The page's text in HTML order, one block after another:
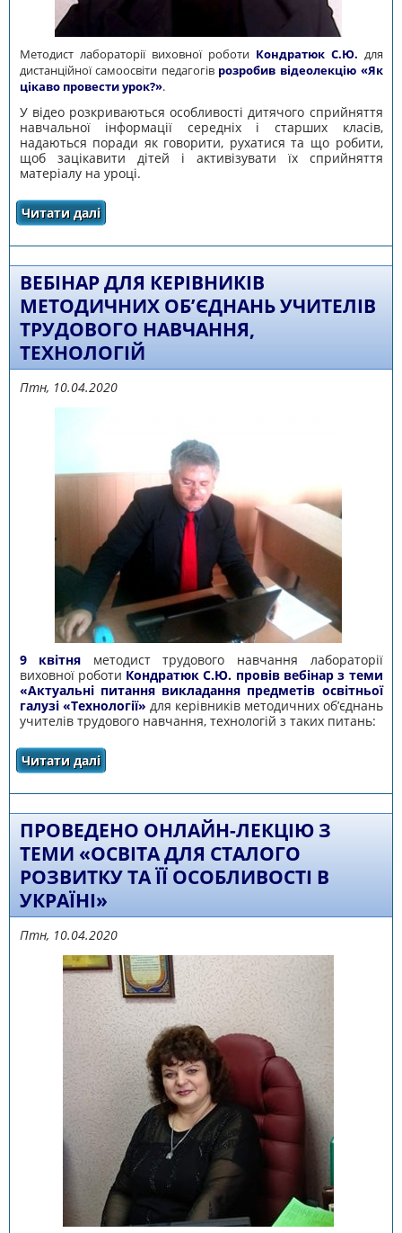
Методист лабораторії виховної роботи Кондратюк С.Ю. для
дистанційної самоосвіти педагогів розробив відеолекцію «Як
цікаво провести урок?».
У відео розкриваються особливості дитячого сприйняття
навчальної інформації середніх і старших класів,
надаються поради як говорити, рухатися та що робити,
щоб зацікавити дітей і активізувати їх сприйняття
матеріалу на уроці.
Читати далі
ВЕБІНАР ДЛЯ КЕРІВНИКІВ
МЕТОДИЧНИХ ОБ’ЄДНАНЬ УЧИТЕЛІВ
ТРУДОВОГО НАВЧАННЯ,
ТЕХНОЛОГІЙ
Птн, 10.04.2020
9 квітня методист трудового навчання лабораторії
виховної роботи Кондратюк С.Ю. провів вебінар з теми
«Актуальні питання викладання предметів освітньої
галузі «Технології» для керівників методичних об’єднань
учителів трудового навчання, технологій з таких питань:
Читати далі
НАВЧАННЯ, ТЕХНОЛОГІЙ
ПРОВЕДЕНО ОНЛАЙН-ЛЕКЦІЮ З
ТЕМИ «ОСВІТА ДЛЯ СТАЛОГО
РОЗВИТКУ ТА ЇЇ ОСОБЛИВОСТІ В
УКРАЇНІ»
Птн, 10.04.2020